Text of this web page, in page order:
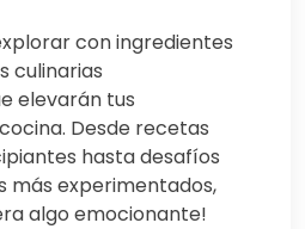
con ingredientes
culinarias
elevarán tus
Desde recetas
hasta desafíos
más experimentados,
algo emocionante!